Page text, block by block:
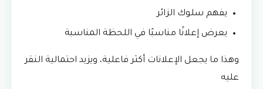
يفهم سلوك الزائر
يعرض إعلانًا مناسبًا في اللحظة المناسبة
وهذا ما يجعل الإعلانات أكثر فاعلية، ويزيد احتمالية النقر
عليه